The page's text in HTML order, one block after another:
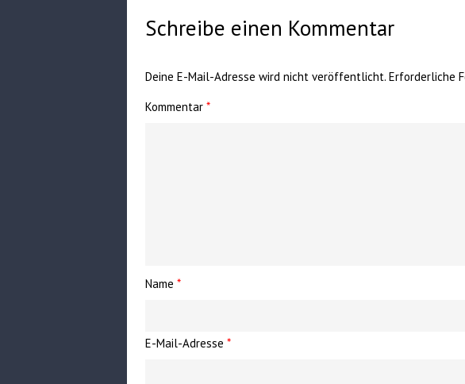
Schreibe einen Kommentar
Deine E-Mail-Adresse wird nicht veröffentlicht. Erforderliche
Kommentar *
Name *
E-Mail-Adresse *